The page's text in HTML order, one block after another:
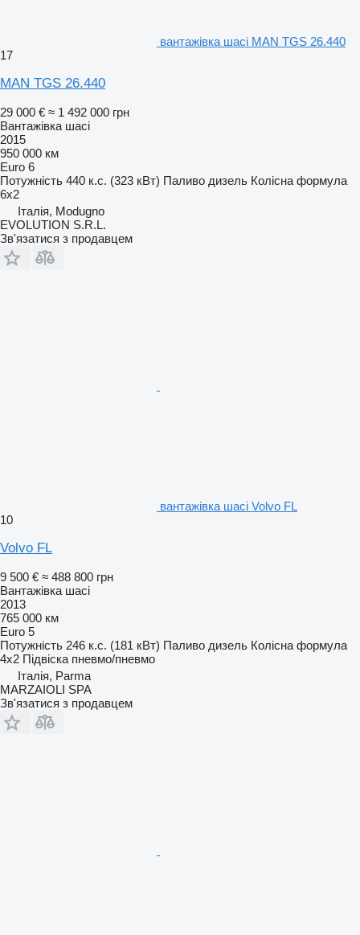
вантажівка шасі MAN TGS 26.440
17
MAN TGS 26.440
29 000 € ≈ 1 492 000 грн
Вантажівка шасі
2015
950 000 км
Euro 6
Потужність 440 к.с. (323 кВт) Паливо дизель Колісна формула
6x2
Італія, Modugno
EVOLUTION S.R.L.
Зв'язатися з продавцем
вантажівка шасі Volvo FL
10
Volvo FL
9 500 € ≈ 488 800 грн
Вантажівка шасі
2013
765 000 км
Euro 5
Потужність 246 к.с. (181 кВт) Паливо дизель Колісна формула
4x2 Підвіска пневмо/пневмо
Італія, Parma
MARZAIOLI SPA
Зв'язатися з продавцем